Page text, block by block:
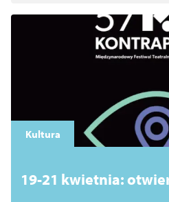
Kultura
19-21 kwietnia: